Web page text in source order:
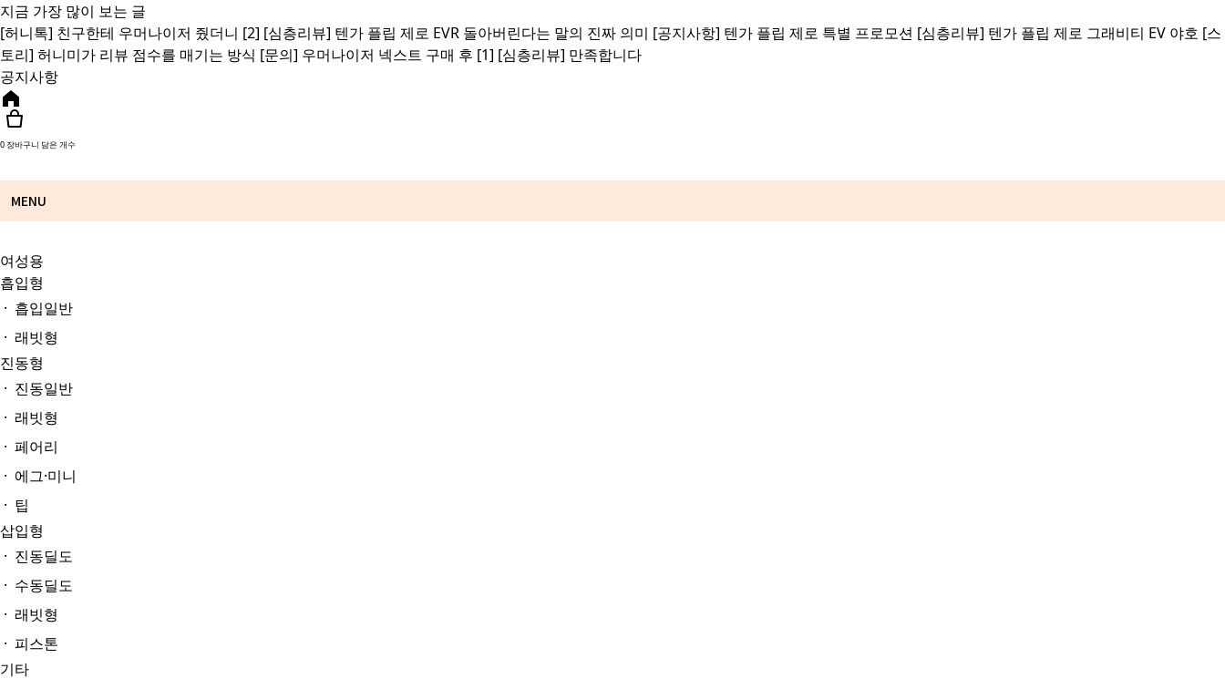
지금 가장 많이 보는 글
[허니톡] 친구한테 우머나이저 줬더니 [2] [심층리뷰] 텐가 플립 제로 EVR 돌아버린다는 말의 진짜 의미 [공지사항] 텐가 플립 제로 특별 프로모션 [심층리뷰] 텐가 플립 제로 그래비티 EV 야호 [스
토리] 허니미가 리뷰 점수를 매기는 방식 [문의] 우머나이저 넥스트 구매 후 [1] [심층리뷰] 만족합니다
공지사항
0장바구니 담은 개수
MENU
여성용
흡입형
· 흡입일반
· 래빗형
진동형
· 진동일반
· 래빗형
· 페어리
· 에그·미니
· 팁
삽입형
· 진동딜도
· 수동딜도
· 래빗형
· 피스톤
기타